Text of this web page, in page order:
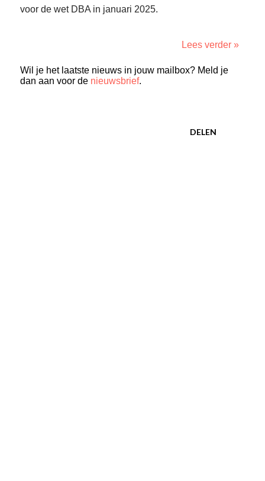
voor de wet DBA in januari 2025.
Lees verder »
Wil je het laatste nieuws in jouw mailbox? Meld je
dan aan voor de nieuwsbrief.
DELEN